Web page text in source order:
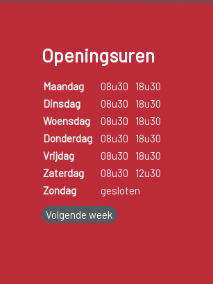
Openingsuren
Maandag 08u30
18u30
Dinsdag
08u30
18u30
Woensdag
08u30
18u30
Donderdag
08u30
18u30
Vrijdag
08u30
18u30
Zaterdag
08u30
12u30
Zondag
gesloten
Volgende week